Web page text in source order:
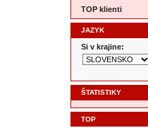
TOP klienti
JAZYK
Si v krajine:
ŠTATISTIKY
TOP